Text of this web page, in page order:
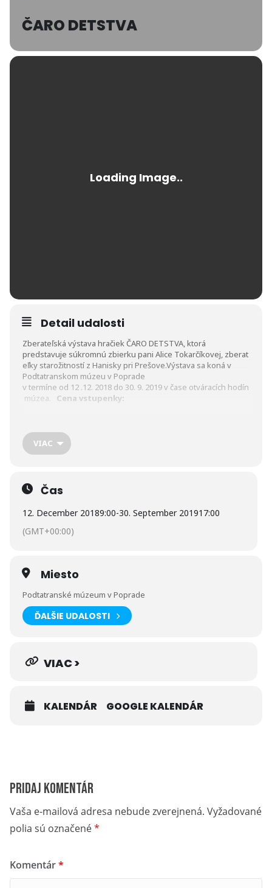
ČARO DETSTVA
Detail udalosti
Zberateľská výstava hračiek ČARO DETSTVA, ktorá
predstavuje súkromnú zbierku pani Alice Tokarčíkovej, zberat
eľky starožitností z Hanisky pri Prešove.Výstava sa koná v
Podtatranskom múzeu v Poprade
v termíne od 12 .12. 2018 do 30. 9. 2019 v čase otváracích hodín
múzea. Cena vstupenky:
dieťa/študent/dôchodca/ZŤP: 1,00 €.
Info: 052/ 772 19 24
1.5. – 30.9 1.10. – 30.4.
VIAC
Čas
12. December 20189:00-30. September 201917:00
(GMT+00:00)
Miesto
Podtatranské múzeum v Poprade
ĎALŠIE UDALOSTI
VIAC >
KALENDÁR GOOGLE KALENDÁR
Pridaj komentár
Vaša e-mailová adresa nebude zverejnená. Vyžadované
polia sú označené*
Komentár*